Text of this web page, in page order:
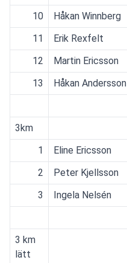
10
Håkan Winnberg
11
Erik Rexfelt
12
Martin Ericsson
13
Håkan Andersson
3km
1
Eline Ericsson
2
Peter Kjellsson
3
Ingela Nelsén
3 km
lätt